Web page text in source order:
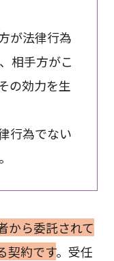
が法律行為
相手方がこ
の効力を生
行為でない
から委託されて
契約です。受任